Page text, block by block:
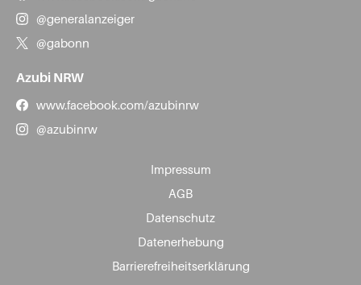
@generalanzeiger
@gabonn
Azubi NRW
www.facebook.com/azubinrw
@azubinrw
Impressum
AGB
Datenschutz
Datenerhebung
Barrierefreiheitserklärung